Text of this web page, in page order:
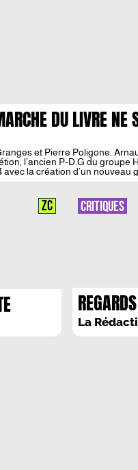
DU LIVRE NE
et Pierre Poligone.
l’ancien P-D.G du groupe
avec la création d’un
ZC
La
CRITIQUES